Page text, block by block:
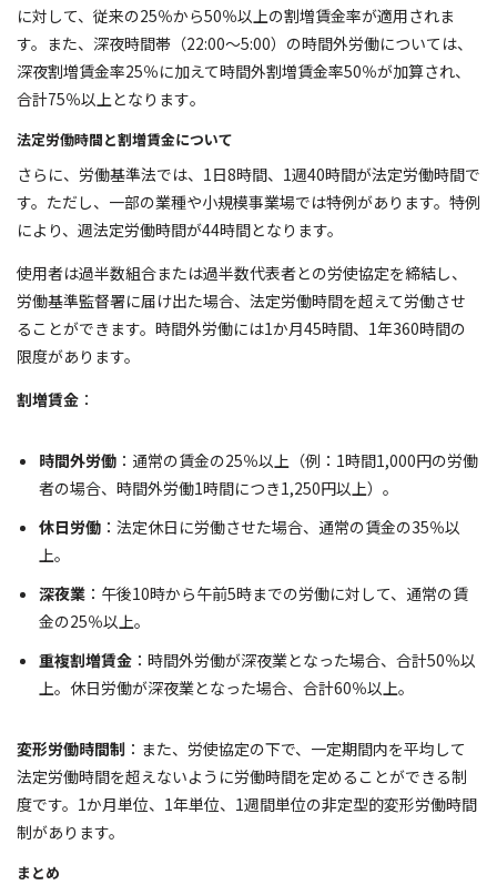
に対して、従来の25％から50％以上の割増賃金率が適用されま
す。また、深夜時間帯（22:00～5:00）の時間外労働については、
深夜割増賃金率25％に加えて時間外割増賃金率50％が加算され、
合計75％以上となります​​​​。
法定労働時間と割増賃金について
さらに、労働基準法では、1日8時間、1週40時間が法定労働時間で
す。ただし、一部の業種や小規模事業場では特例があります。特例
により、週法定労働時間が44時間となります。
使用者は過半数組合または過半数代表者との労使協定を締結し、
労働基準監督署に届け出た場合、法定労働時間を超えて労働させ
ることができます。時間外労働には1か月45時間、1年360時間の
限度があります。
割増賃金 ：
時間外労働 ：通常の賃金の25％以上（例：1時間1,000円の労働
者の場合、時間外労働1時間につき1,250円以上）。
休日労働 ：法定休日に労働させた場合、通常の賃金の35％以
上。
深夜業 ：午後10時から午前5時までの労働に対して、通常の賃
金の25％以上。
重複割増賃金 ：時間外労働が深夜業となった場合、合計50％以
上。休日労働が深夜業となった場合、合計60％以上。
変形労働時間制 ：また、労使協定の下で、一定期間内を平均して
法定労働時間を超えないように労働時間を定めることができる制
度です。1か月単位、1年単位、1週間単位の非定型的変形労働時間
制があります。
まとめ